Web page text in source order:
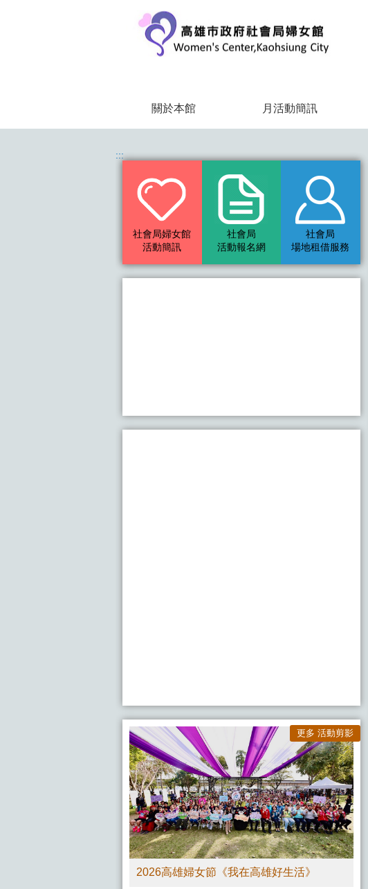
關於本館 月活動簡訊
:::
社會局婦女館
活動簡訊
社會局
活動報名網
社會局
場地租借服務
2026高雄婦女節《我在高雄好生活》
更多 活動剪影